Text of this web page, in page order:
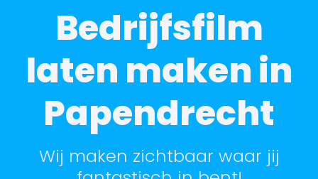
Bedrijfsfilm
laten maken in
Papendrecht
Wij maken zichtbaar waar jij